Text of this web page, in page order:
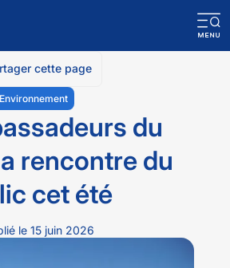
du
rencontre du
cet été
Environnement
le 15 juin 2026
cette page